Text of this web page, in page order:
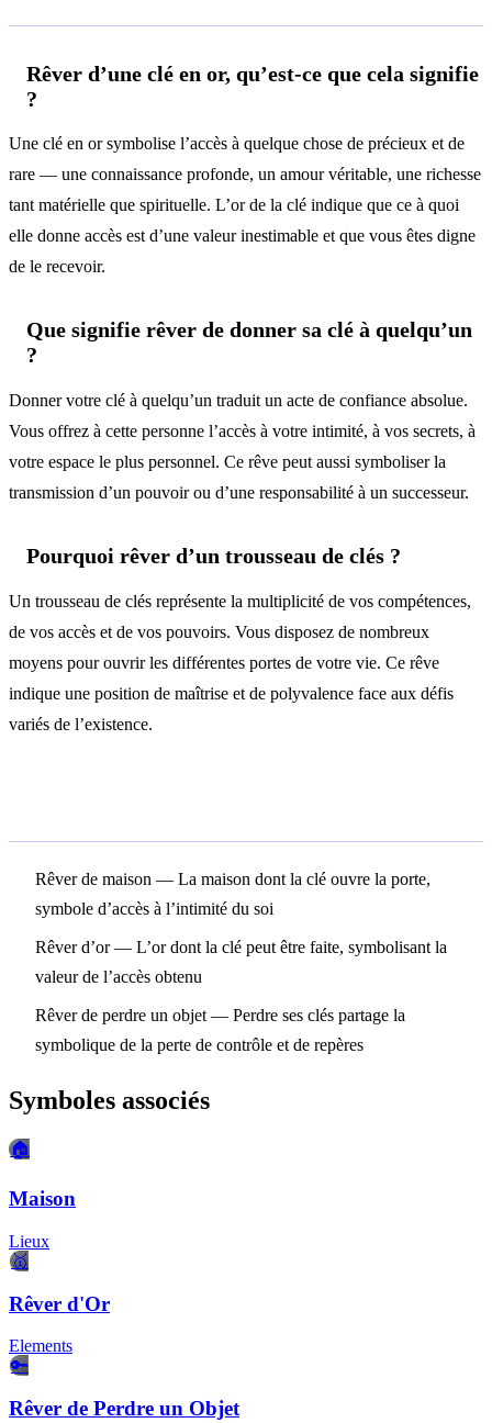
Rêver d’une clé en or, qu’est-ce que cela signifie
?
Une clé en or symbolise l’accès à quelque chose de précieux et de
rare — une connaissance profonde, un amour véritable, une richesse
tant matérielle que spirituelle. L’or de la clé indique que ce à quoi
elle donne accès est d’une valeur inestimable et que vous êtes digne
de le recevoir.
Que signifie rêver de donner sa clé à quelqu’un
?
Donner votre clé à quelqu’un traduit un acte de confiance absolue.
Vous offrez à cette personne l’accès à votre intimité, à vos secrets, à
votre espace le plus personnel. Ce rêve peut aussi symboliser la
transmission d’un pouvoir ou d’une responsabilité à un successeur.
Pourquoi rêver d’un trousseau de clés ?
Un trousseau de clés représente la multiplicité de vos compétences,
de vos accès et de vos pouvoirs. Vous disposez de nombreux
moyens pour ouvrir les différentes portes de votre vie. Ce rêve
indique une position de maîtrise et de polyvalence face aux défis
variés de l’existence.
Rêver de maison — La maison dont la clé ouvre la porte,
symbole d’accès à l’intimité du soi
Rêver d’or— L’or dont la clé peut être faite, symbolisant la
valeur de l’accès obtenu
Rêver de perdre un objet — Perdre ses clés partage la
symbolique de la perte de contrôle et de repères
Symboles associés
🏠
Maison
Lieux
🥇
Rêver d'Or
Elements
🔑
Rêver de Perdre un Objet